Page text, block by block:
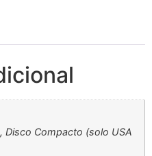
Disco Compacto (solo USA